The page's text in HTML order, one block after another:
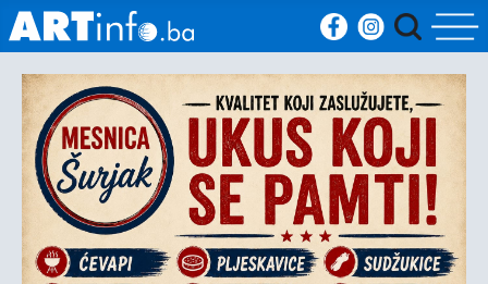
Početna
Vijesti
Sport
Kultura